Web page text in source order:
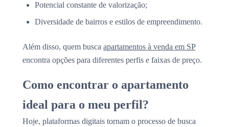
Potencial constante de valorização;
Diversidade de bairros e estilos de empreendimento.
Além disso, quem busca apartamentos à venda em SP
encontra opções para diferentes perfis e faixas de preço.
Como encontrar o apartamento
ideal para o meu perfil?
Hoje, plataformas digitais tornam o processo de busca